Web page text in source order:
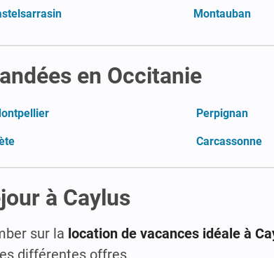
Montauban
en Occitanie
Perpignan
Carcassonne
à Caylus
sur la location de vacances idéale à